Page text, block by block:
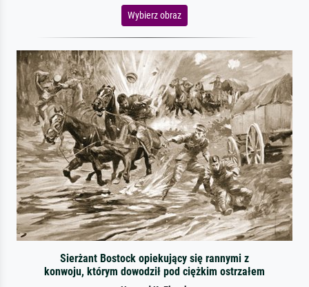
Wybierz obraz
Sierżant Bostock opiekujący się rannymi z
konwoju, którym dowodził pod ciężkim ostrzałem